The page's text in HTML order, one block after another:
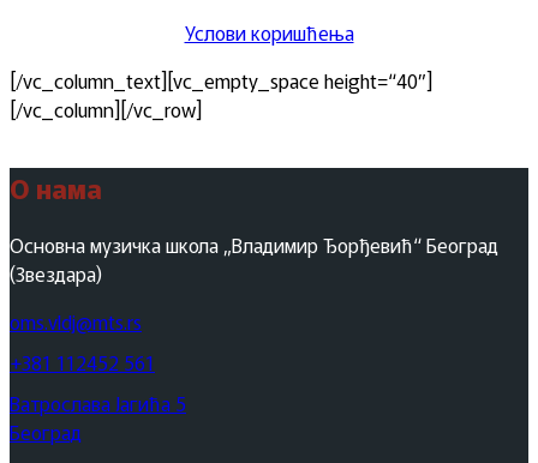
Услови коришћења
[/vc_column_text][vc_empty_space height=“40″]
[/vc_column][/vc_row]
О нама
Основна музичка школа „Владимир Ђорђевић“ Београд
(Звездара)
oms.vldj@mts.rs
+381 112452 561
Ватрослава Јагића 5
Београд